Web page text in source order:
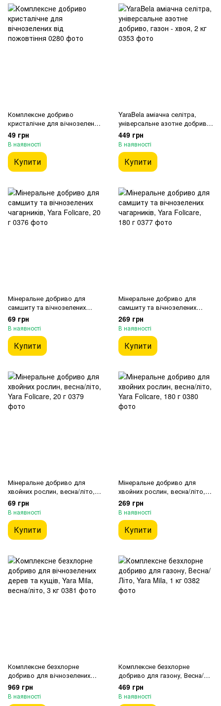
Комплексне добриво
кристалічне для вічнозелених
від пожовтіння
49 грн
В наявності
Купити
YaraBela аміачна селітра,
універсальне азотне добриво,
газон - хвоя, 2 кг
449 грн
В наявності
Купити
Мінеральне добриво для
самшиту та вічнозелених
69 грн
В наявності
Купити
Мінеральне добриво для
самшиту та вічнозелених
269 грн
В наявності
Купити
Мінеральне добриво для
хвойних рослин, весна/літо,
Yara Folicare, 20 г
69 грн
В наявності
Купити
Мінеральне добриво для
хвойних рослин, весна/літо,
Yara Folicare, 180 г
269 грн
В наявності
Купити
Комплексне безхлорне
добриво для вічнозелених
дерев та кущів, Yara Mila,
весна/літо, 3 кг
969 грн
В наявності
Комплексне безхлорне
добриво для газону, Весна/
Літо, Yara Mila, 1 кг
469 грн
В наявності